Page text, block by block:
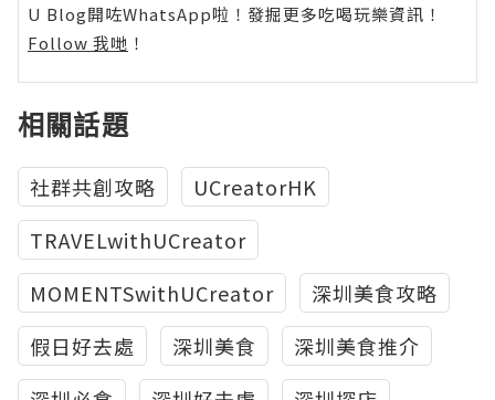
U Blog開咗WhatsApp啦！發掘更多吃喝玩樂資訊！
Follow 我哋 ！
相關話題
社群共創攻略
UCreatorHK
TRAVELwithUCreator
MOMENTSwithUCreator
深圳美食攻略
假日好去處
深圳美食
深圳美食推介